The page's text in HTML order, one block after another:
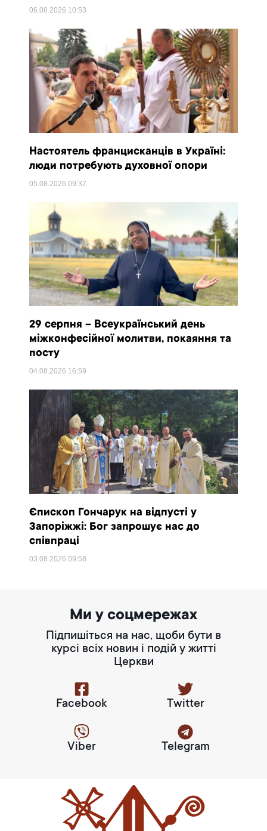
06.08.2026 10:53
Настоятель францисканців в Україні:
люди потребують духовної опори
05.08.202609:37
29 серпня – Всеукраїнський день
міжконфесійної молитви, покаяння та
посту
04.08.2026 16:59
Єпископ Гончарук на відпусті у
Запоріжжі: Бог запрошує нас до
співпраці
03.08.202609:58
Ми у соцмережах
Підпишіться на нас, щоби бути в
курсі всіх новин і подій у житті
Церкви
Facebook Twitter
Viber Telegram